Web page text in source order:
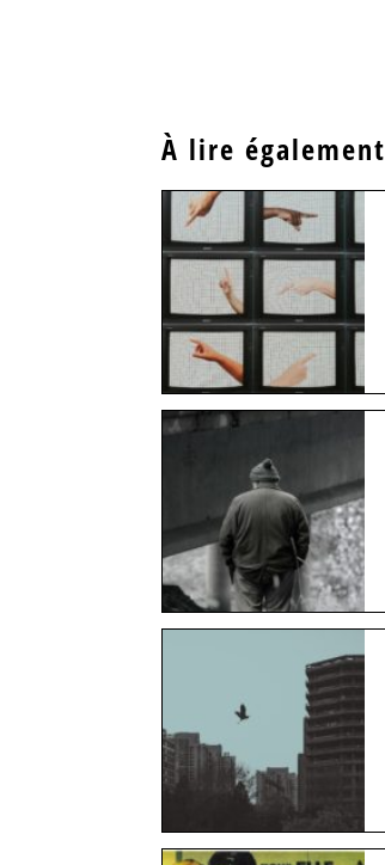
À lire également